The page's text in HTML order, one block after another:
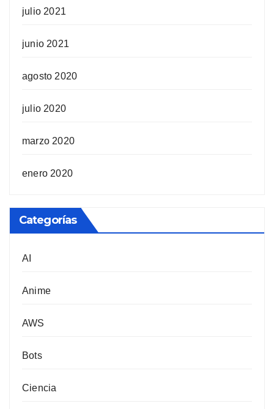
julio 2021
junio 2021
agosto 2020
julio 2020
marzo 2020
enero 2020
Categorías
AI
Anime
AWS
Bots
Ciencia